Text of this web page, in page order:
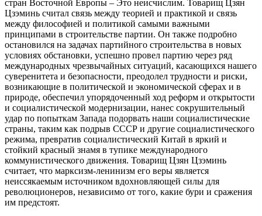
стран Восточной Европы – Это неисчислим. Товарищ Цзян
Цзэминь считал связь между теорией и практикой и связь
между философией и политикой самыми важными
принципами в строительстве партии. Он также подробно
остановился на задачах партийного строительства в новых
условиях обстановки, успешно провел партию через ряд
международных чрезвычайных ситуаций, касающихся нашего
суверенитета и безопасности, преодолел трудности и риски,
возникающие в политической и экономической сферах и в
природе, обеспечил упорядоченный ход реформ и открытости
и социалистической модернизации, нанес сокрушительный
удар по попыткам Запада подорвать наши социалистические
страны, таким как подрыв СССР и другие социалистического
режима, превратив социалистический Китай в яркий и
стойкий красный знамя в тупике международного
коммунистического движения. Товарищ Цзян Цзэминь
считает, что марксизм-ленинизм его веры является
неиссякаемым источником вдохновляющей силы для
революционеров, независимо от того, какие бури и сражения
им предстоят.